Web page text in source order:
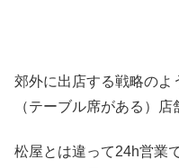
郊外に出店する戦略のよ
（テーブル席がある）店
松屋とは違って24h営業